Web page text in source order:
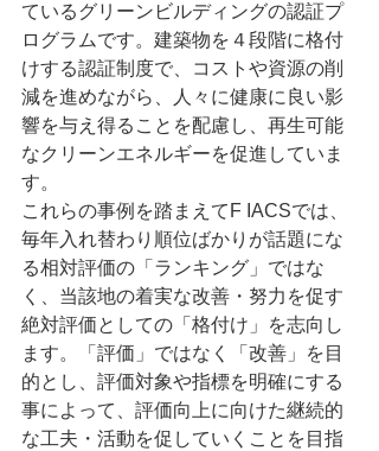
ているグリーンビルディングの認証プ
ログラムです。建築物を４段階に格付
けする認証制度で、コストや資源の削
減を進めながら、人々に健康に良い影
響を与え得ることを配慮し、再生可能
なクリーンエネルギーを促進していま
す。
これらの事例を踏まえてF IACSでは、
毎年入れ替わり順位ばかりが話題にな
る相対評価の「ランキング」ではな
く、当該地の着実な改善・努力を促す
絶対評価としての「格付け」を志向し
ます。「評価」ではなく「改善」を目
的とし、評価対象や指標を明確にする
事によって、評価向上に向けた継続的
な工夫・活動を促していくことを目指